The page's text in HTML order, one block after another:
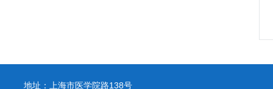
地址：上海市医学院路138号